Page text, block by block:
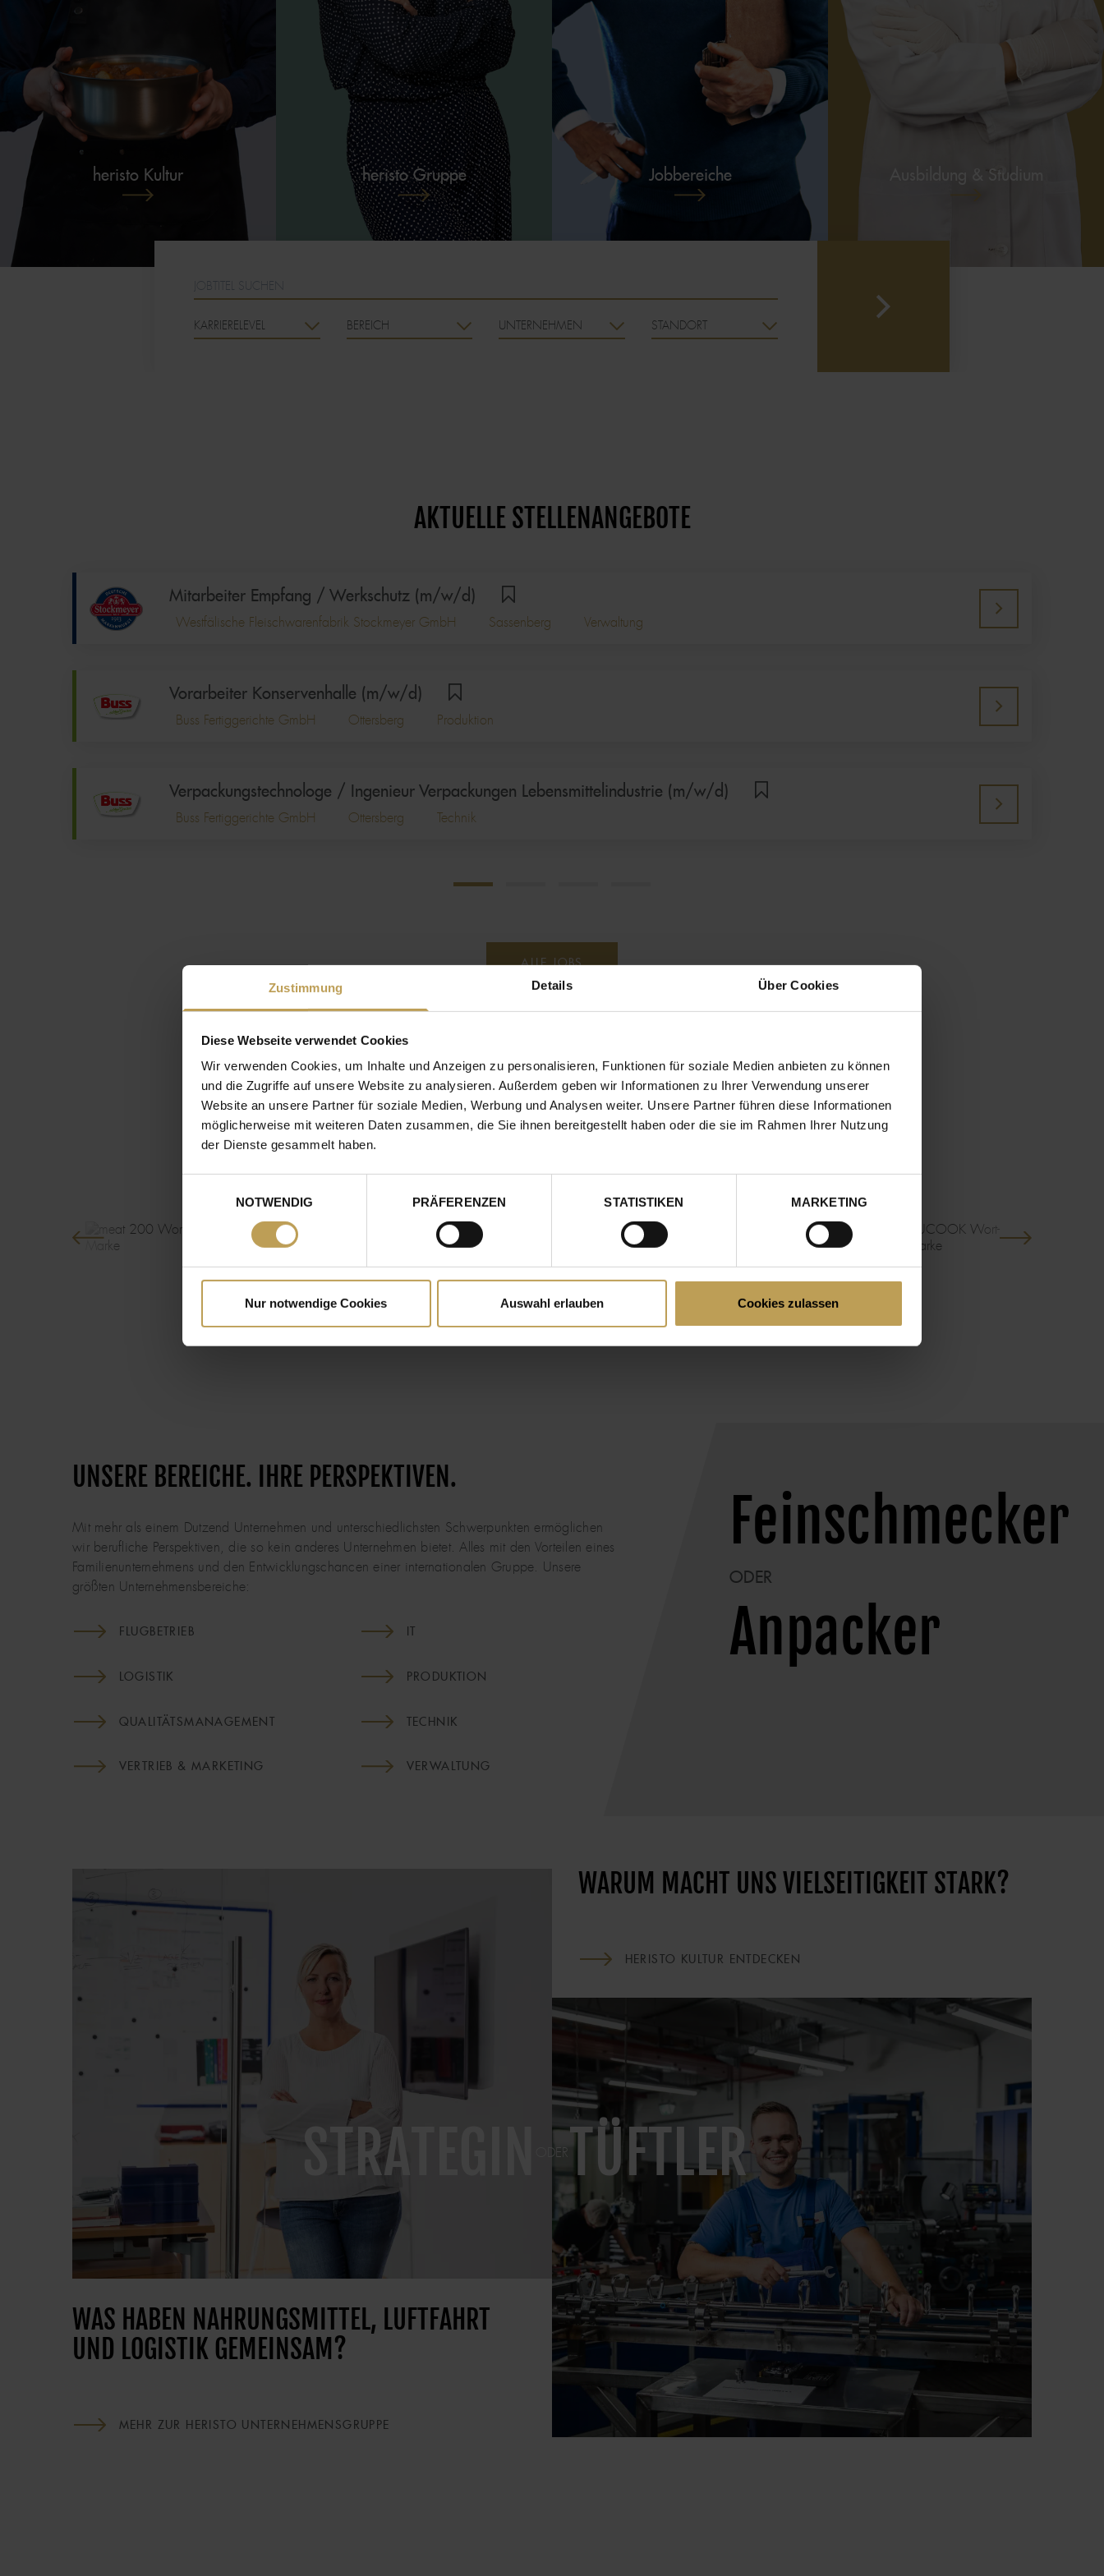
Zustimmung Details Über Cookies
Diese Webseite verwendet Cookies
Wir verwenden Cookies, um Inhalte und Anzeigen zu personalisieren, Funktionen für soziale Medien anbieten zu können
und die Zugriffe auf unsere Website zu analysieren. Außerdem geben wir Informationen zu Ihrer Verwendung unserer
Website an unsere Partner für soziale Medien, Werbung und Analysen weiter. Unsere Partner führen diese Informationen
möglicherweise mit weiteren Daten zusammen, die Sie ihnen bereitgestellt haben oder die sie im Rahmen Ihrer Nutzung
der Dienste gesammelt haben.
NOTWENDIG
PRÄFERENZEN STATISTIKEN MARKETING
Nur notwendige Cookies Auswahl erlauben Cookies zulassen
HERISTO KULTUR ENTDECKEN
heristo Kultur heristo Gruppe
JOBBEREICHE
FLUGBETRIEB
PRODUKTION
VERTRIEB &
Jobbereiche
AUSBILDUNG & STUDIUM
Ausbildung & Studium
AKTUELLE STELLENANGEBOTE
Mitarbeiter Empfang / Werkschutz (m/w/d)
Westfälische Fleischwarenfabrik Stockmeyer GmbH Sassenberg Verwaltung
Vorarbeiter Konservenhalle (m/w/d)
Buss Fertiggerichte GmbH Ottersberg Produktion
Verpackungstechnologe / Ingenieur Verpackungen Lebensmittelindustrie (m/w/d)
Buss Fertiggerichte GmbH Ottersberg Technik
ALLE JOBS
EINE GRUPPE. UNZÄHLIGE MÖGLICHKEITEN.
IMAGE IMAGE IMAGE
IMAGE
UNSERE BEREICHE. IHRE PERSPEKTIVEN.
Mit mehr als einem Dutzend Unternehmen und unterschiedlichsten Schwerpunkten ermöglichen
wir berufliche Perspektiven, die so kein anderes Unternehmen bietet. Alles mit den Vorteilen eines
Familienunternehmens und den Entwicklungschancen einer internationalen Gruppe. Unsere
größten Unternehmensbereiche:
FLUGBETRIEB IT
LOGISTIK PRODUKTION
QUALITÄTSMANAGEMENT TECHNIK
VERTRIEB & MARKETING VERWALTUNG
Feinschmecker
ODER
Anpacker
WAS HABEN NAHRUNGSMITTEL, LUFTFAHRT
UND LOGISTIK GEMEINSAM?
MEHR ZUR HERISTO UNTERNEHMENSGRUPPE
STRATEGIN ODERTÜFTLER
IMAGE
WARUM MACHT UNS VIELSEITIGKEIT STARK?
HERISTO KULTUR ENTDECKEN